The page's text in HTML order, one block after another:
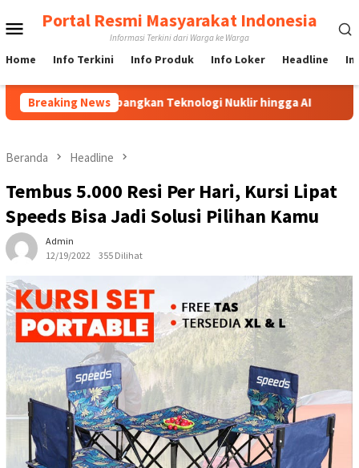
ke
Menu
Mobile
Portal Resmi Masyarakat Indonesia
Informasi Terkini dari Warga ke Warga
Home Info Terkini Info Produk Info Loker Headline
Breaking News
Kembangkan Teknologi Nuklir hingga AI PBNU Tunjuk
Beranda Headline
Tembus 5.000 Resi Per Hari, Kursi Lipat
Speeds Bisa Jadi Solusi Pilihan Kamu
Admin
12/19/2022
355 Dilihat